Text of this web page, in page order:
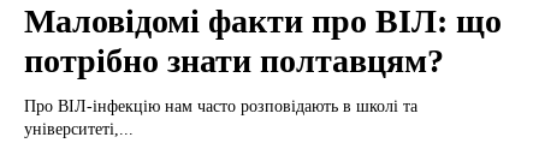
Маловідомі факти про ВІЛ: що
потрібно знати полтавцям?
Про ВІЛ-інфекцію нам часто розповідають в школі та
університеті,...